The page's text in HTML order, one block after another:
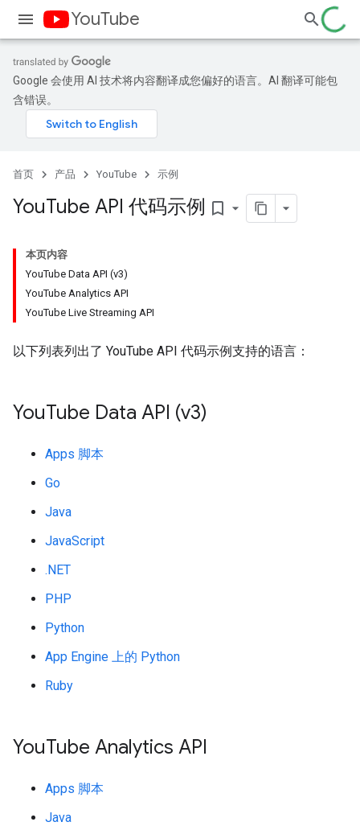
YouTube
Google 会使用 AI 技术将内容翻译成您偏好的语言。AI 翻译可能包
含错误。
首页 产品 YouTube 示例
YouTube API 代码示例 bookmark_border
本页内容
YouTube Data API (v3)
YouTube Analytics API
YouTube Live Streaming API
以下列表列出了 YouTube API 代码示例支持的语言：
YouTube Data API (v3)
Apps 脚本
Go
Java
JavaScript
.NET
PHP
Python
App Engine 上的 Python
Ruby
YouTube Analytics API
Apps 脚本
Java